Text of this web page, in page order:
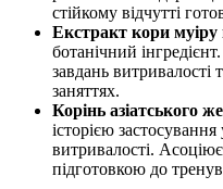
стійкому відчутті
Екстракт кори муіру
ботанічний
завдань витривалості
заняттях.
Корінь азіатського
історією
витривалості.
підготовкою до